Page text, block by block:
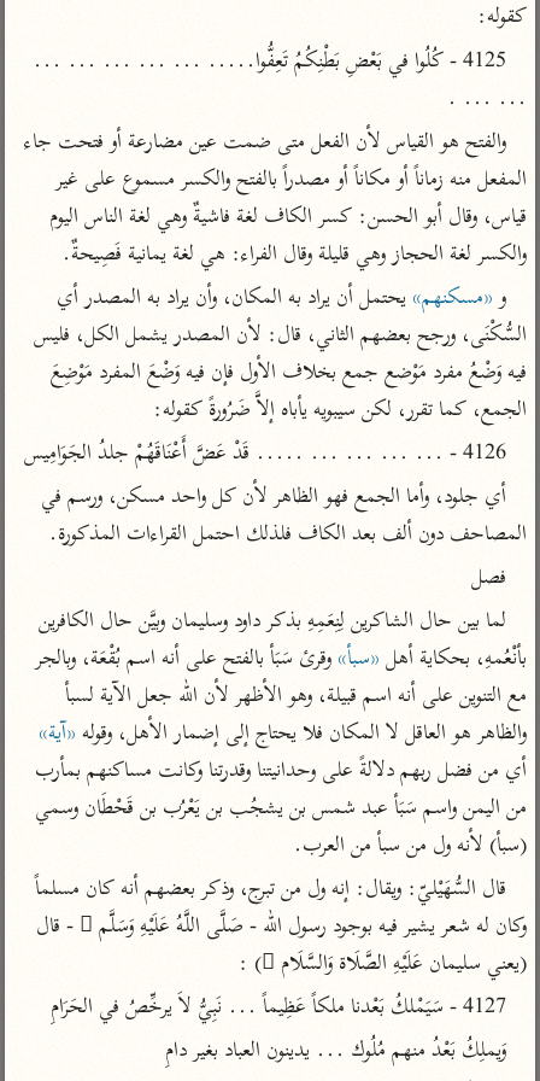
جمع الأقوال
تفسير ابن الجوزي
تفسير الماوردي
منتقاة
تفسير ابن القيم
تفسير ابن تيمية
عامّة
تفسير السمعاني
تفسير مكّي
محاسن التأويل
للقاسمي
تفسير الثعالبي
تفسير السمرقندي
تفسير الثعلبي
تفسير الرازي
أخرى
أضواء البيان
نظم الدرر للبقاعي
لغة وبلاغة
التحرير والتنوير
المحرر الوجيز لابن
عطية
البحر المحيط لأبي
حيان
البسيط للواحدي
تفسير أبي السعود
مركَّزة العبارة
تفسير الجلالين
جامع البيان للإيجي
تفسير البيضاوي
تفسير النسفي
الوجيز للواحدي
تفسير ابن أبي زمنين
آثار
موسوعة التفسير
المأثور
تفسير ابن أبي حاتم
تفسير مقاتل
تفسير قتادة
اشترك لتصلك أخبار مشاريعنا
اشترك
راسلنا •تليجرام
تعليمات•عن الباحث القرآني
كقوله:
... ... .
المفعل منه زماناً أو مكاناً أو مصدراً بالفتح والكسر مسموع على غير
والكسر لغة الحجاز وهي قليلة وقال الفراء: هي لغة يمانية فَصِيحةٌ.
و «مسكنهم»
الجمع، كما تقرر، لكن سيبويه يأباه إلاَّ ضَرُورةً كقوله:
4126 - ... ... ... ... ..... قَدْ عَضَّ أَعْنَاقَهُمْ جلدُ الجَوَامِيس
المصاحف دون ألف بعد الكاف فلذلك احتمل القراءات المذكورة.
فصل
بأنْعُمهِ، بحكاية أهل «سبأ»
وقرئ سَبَأ بالفتح على أنه اسم بُقْعَة، وبالجر
والظاهر هو العاقل لا المكان فلا يحتاج إلى إضمار الأهل، وقوله «آية»
(سبأ) لأنه ول من سبأ من العرب.
قال السُّهَيْليّ: ويقال: إنه ول من تبرج، وذكر بعضهم أنه كان مسلماً
(يعني سليمان عَلَيْهِ الصَّلَاة وَالسَّلَام ُ) :
4127 - سَيَمْلكُ بَعْدنا ملكاً عَظِيماً ... نَبِيُّ لاَ يرخِّصُ في الحَرَامِ
وَيملِكُ بَعْدُ منهم مُلُوك ... يدينون العباد بغير دامِ